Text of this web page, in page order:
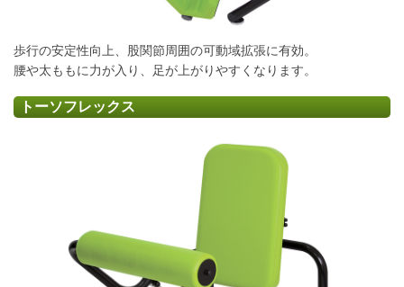
歩行の安定性向上、股関節周囲の可動域拡張に有効。
腰や太ももに力が入り、足が上がりやすくなります。
トーソフレックス